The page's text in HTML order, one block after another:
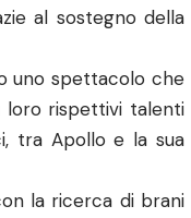
al sostegno della
uno spettacolo che
loro rispettivi talenti
tra Apollo e la sua
la ricerca di brani